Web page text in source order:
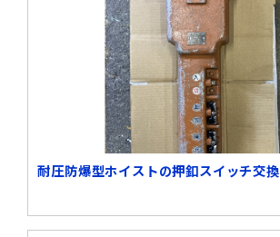
耐圧防爆型ホイストの押釦スイッチ交換